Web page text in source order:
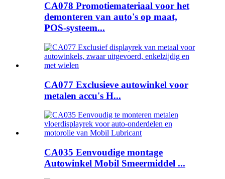
CA078 Promotiemateriaal voor het
demonteren van auto's op maat,
POS-systeem...
CA077 Exclusieve autowinkel voor
metalen accu's H...
CA035 Eenvoudige montage
Autowinkel Mobil Smeermiddel ...